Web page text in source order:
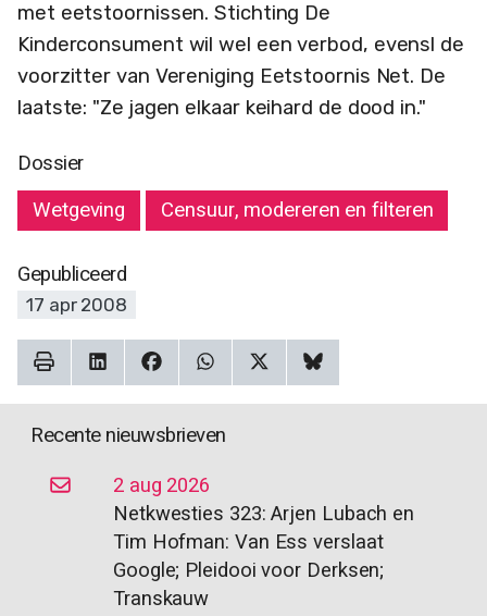
met eetstoornissen. Stichting De
Kinderconsument wil wel een verbod, evensl de
voorzitter van Vereniging Eetstoornis Net. De
laatste: "Ze jagen elkaar keihard de dood in."
Dossier
Wetgeving
Censuur, modereren en filteren
Gepubliceerd
17 apr 2008
Recente nieuwsbrieven
2 aug 2026
Netkwesties 323: Arjen Lubach en
Tim Hofman: Van Ess verslaat
Google; Pleidooi voor Derksen;
Transkauw